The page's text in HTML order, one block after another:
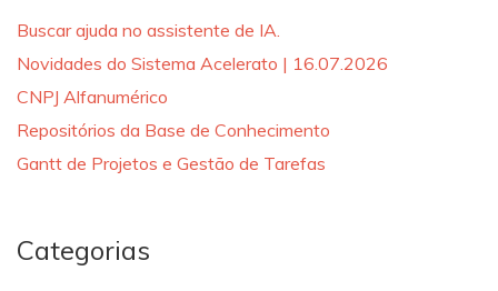
Buscar ajuda no assistente de IA.
Novidades do Sistema Acelerato | 16.07.2026
CNPJ Alfanumérico
Repositórios da Base de Conhecimento
Gantt de Projetos e Gestão de Tarefas
Categorias